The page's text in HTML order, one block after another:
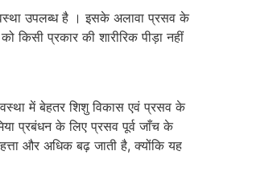
उपलब्ध है । इसके अलावा प्रसव के
किसी प्रकार की शारीरिक पीड़ा नहीं
में बेहतर शिशु विकास एवं प्रसव के
प्रबंधन के लिए प्रसव पूर्व जाँच के
और अधिक बढ़ जाती है, क्योंकि यह